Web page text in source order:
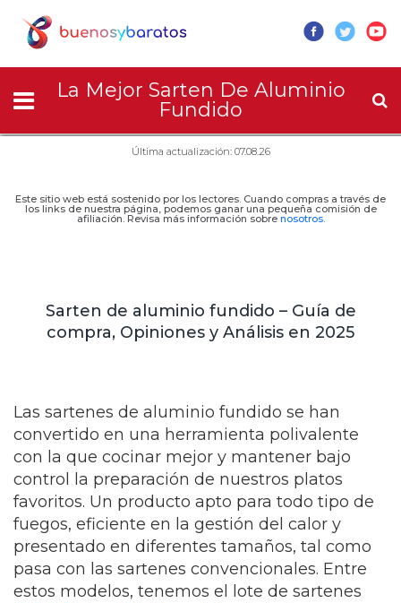
La Mejor Sarten De Aluminio
Fundido
Última actualización: 07.08.26
Este sitio web está sostenido por los lectores. Cuando compras a través de
los links de nuestra página, podemos ganar una pequeña comisión de
afiliación. Revisa más información sobre nosotros.
Sarten de aluminio fundido – Guía de
compra, Opiniones y Análisis en 2025
Las sartenes de aluminio fundido se han
convertido en una herramienta polivalente
con la que cocinar mejor y mantener bajo
control la preparación de nuestros platos
favoritos. Un producto apto para todo tipo de
fuegos, eficiente en la gestión del calor y
presentado en diferentes tamaños, tal como
pasa con las sartenes convencionales. Entre
estos modelos, tenemos el lote de sartenes